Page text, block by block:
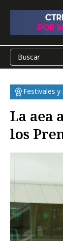
Festivales
La aea
los